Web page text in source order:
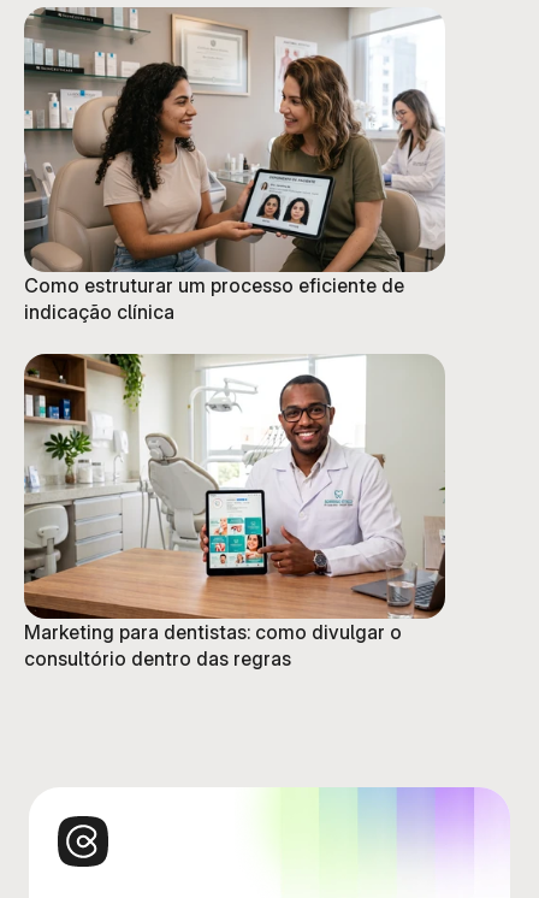
Como estruturar um processo eficiente de
indicação clínica
Marketing para dentistas: como divulgar o
consultório dentro das regras